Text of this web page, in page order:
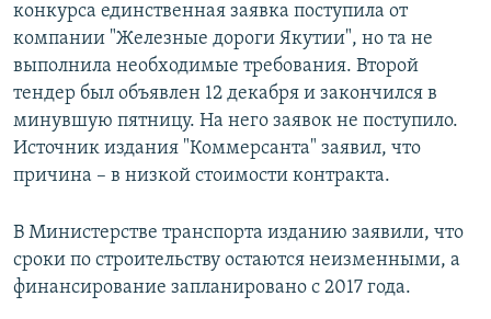
конкурса единственная заявка поступила от
компании "Железные дороги Якутии", но та не
выполнила необходимые требования. Второй
тендер был объявлен 12 декабря и закончился в
минувшую пятницу. На него заявок не поступило.
Источник издания "Коммерсанта" заявил, что
причина – в низкой стоимости контракта.
В Министерстве транспорта изданию заявили, что
сроки по строительству остаются неизменными, а
финансирование запланировано с 2017 года.